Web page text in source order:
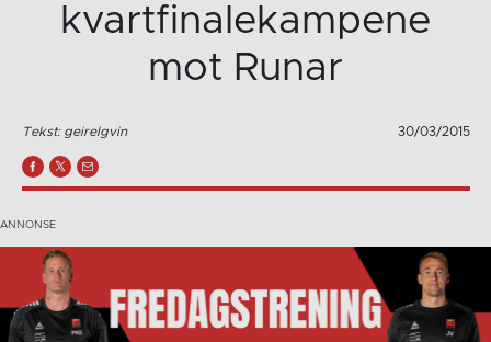
kvartfinalekampene
mot Runar
Tekst: geirelgvin 30/03/2015